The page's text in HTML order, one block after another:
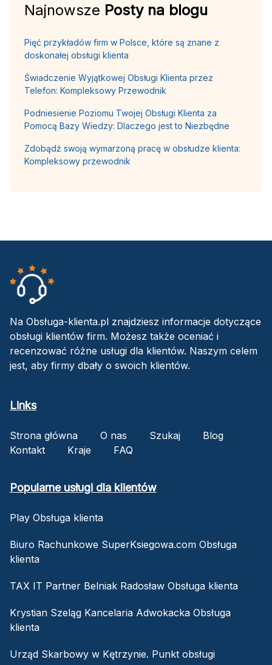
Najnowsze Posty na blogu
Pięć przykładów firm w Polsce, które są znane z
doskonałej obsługi klienta
Świadczenie Wyjątkowej Obsługi Klienta przez
Telefon: Kompleksowy Przewodnik
Podniesienie Poziomu Twojej Obsługi Klienta za
Pomocą Bazy Wiedzy: Dlaczego jest to Niezbędne
Zdobądź swoją wymarzoną pracę w obsłudze klienta:
Kompleksowy przewodnik
Na Obsługa-klienta.pl znajdziesz informacje dotyczące
obsługi klientów firm. Możesz także oceniać i
recenzować różne usługi dla klientów. Naszym celem
jest, aby firmy dbały o swoich klientów.
Links
Strona główna O nas Szukaj
Blog
Kontakt
Kraje FAQ
Popularne usługi dla klientów
Play Obsługa klienta
Biuro Rachunkowe SuperKsiegowa.com Obsługa
klienta
TAX IT Partner Belniak Radosław Obsługa klienta
Krystian Szeląg Kancelaria Adwokacka Obsługa
klienta
Urząd Skarbowy w Kętrzynie. Punkt obsługi